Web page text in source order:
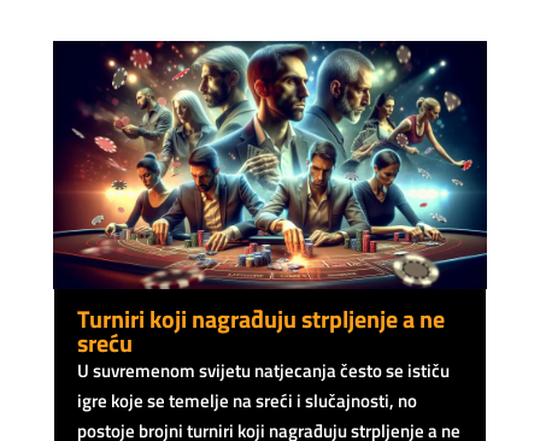
Turniri koji nagrađuju strpljenje a ne
sreću
U suvremenom svijetu natjecanja često se ističu
igre koje se temelje na sreći i slučajnosti, no
postoje brojni turniri koji nagrađuju strpljenje a ne